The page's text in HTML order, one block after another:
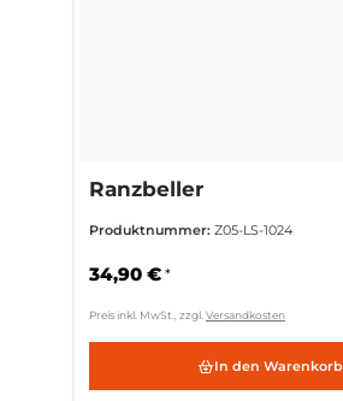
Ranzbeller
Produktnummer: Z05-LS-1024
34,90 € *
Preis inkl. MwSt., zzgl.Versandkosten
In den Warenkorb